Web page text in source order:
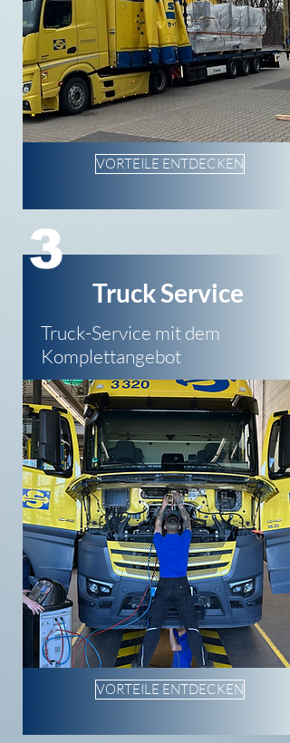
VORTEILE ENTDECKEN
Truck Service
Truck-Service mit dem
Komplettangebot
VORTEILE ENTDECKEN
3